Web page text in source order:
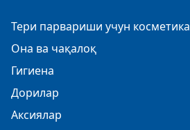
Тери парвариши учун косметика
Она ва чақалоқ
Гигиена
Дорилар
Аксиялар